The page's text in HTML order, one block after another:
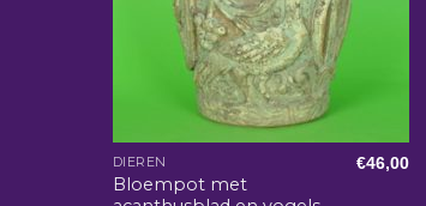
DIEREN
Bloempot met
€46,00